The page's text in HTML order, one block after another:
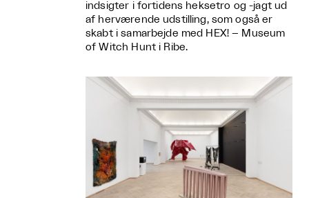
indsigter i fortidens heksetro og -jagt ud
af herværende udstilling, som også er
skabt i samarbejde med HEX! – Museum
of Witch Hunt i Ribe.